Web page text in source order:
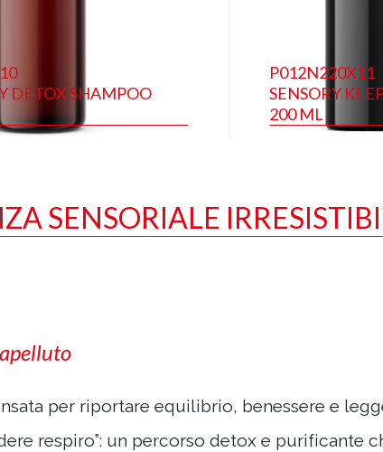
DETOX SHAMPOO
P012N220X11
SENSORY
200 ML
SENSORIALE
per riportare equilibrio, benessere e
respiro”: un percorso detox e purificante